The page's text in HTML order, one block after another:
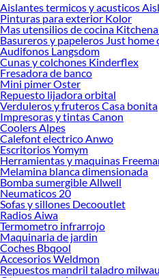
Desde remodelaciones hasta proyectos
tus ideas realidad. ¡Visítanos y encuentra
Deportes y aire libre!
Explora la variedad de productos de
Herramientas, materiales y accesorios de
renovación de espacios. ¡Visítanos y
ofrecerte!
Encuentra una amplia variedad de
Sodimac. Encuentra todo lo necesario
decoración. ¡Visítanos y haz tus ideas
Aislantes termicos y acusticos
Pinturas para exterior Kolor
Mas utensilios de cocina
Basureros y papeleros Just home
Audifonos Langsdom
Cunas y colchones Kinderflex
Fresadora de banco
Mini pimer Oster
Repuesto lijadora orbital
Verduleros y fruteros Casa bonita
Impresoras y tintas Canon
Coolers Alpes
Calefont electrico Anwo
Escritorios Yomym
Herramientas y maquinas
Melamina blanca dimensionada
Bomba sumergible Allwell
Neumaticos 20
Sofas y sillones Decooutlet
Radios Aiwa
Termometro infrarrojo
Maquinaria de jardin
Coches Bbqool
Accesorios Weldmon
Repuestos mandril taladro